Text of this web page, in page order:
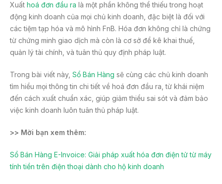
c
e
b
o
o
k
itt
er
ail
Xuất hoá đơn đầu ra là một phần không thể thiếu trong hoạt
động kinh doanh của mọi chủ kinh doanh, đặc biệt là đối với
các tiệm tạp hóa và mô hình FnB. Hóa đơn không chỉ là chứng
từ chứng minh giao dịch mà còn là cơ sở để kê khai thuế,
quản lý tài chính, và tuân thủ quy định pháp luật.
Trong bài viết này, Sổ Bán Hàng sẽ cùng các chủ kinh doanh
tìm hiểu mọi thông tin chi tiết về hoá đơn đầu ra, từ khái niệm
đến cách xuất chuẩn xác, giúp giảm thiểu sai sót và đảm bảo
việc kinh doanh luôn tuân thủ pháp luật.
>> Mời bạn xem thêm:
Sổ Bán Hàng E-Invoice: Giải pháp xuất hóa đơn điện tử từ máy
tính tiền trên điện thoại dành cho hộ kinh doanh